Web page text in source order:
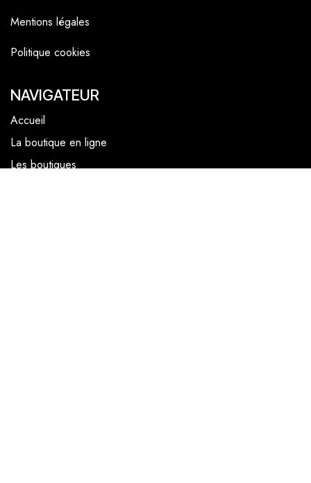
Mentions légales
Politique cookies
NAVIGATEUR
Accueil
La boutique en ligne
Les boutiques